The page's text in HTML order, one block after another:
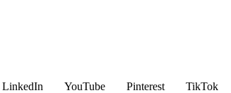
LinkedIn YouTube Pinterest TikTok